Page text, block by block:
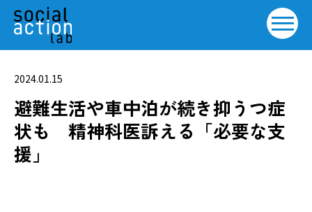
2024.01.15
避難生活や車中泊が続き抑うつ症
状も 精神科医訴える「必要な支
援」